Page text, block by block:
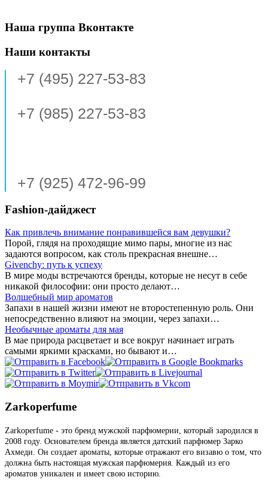
Наша группа Вконтакте
Наши контакты
+7 (495) 227-53-83
+7 (985) 227-53-83
+7 (925) 472-96-99
Fashion-дайджест
Как привлечь внимание понравившейся вам девушки?
Порой, глядя на проходящие мимо пары, многие из нас
задаются вопросом, как столь прекрасная внешне…
Givenchy: путь к успеху
В мире моды встречаются бренды, которые не несут в себе
никакой философии: они просто делают…
Волшебный мир ароматов
Запахи в нашей жизни имеют не второстепенную роль. Они
непосредственно влияют на эмоции, через запахи…
Необычные ароматы для мая
В мае природа расцветает и все вокруг начинает играть
самыми яркими красками, но бывают и…
Zarkoperfume
Zarkoperfume - это бренд мужской парфюмерии, который зародился в
2008 году. Основателем бренда является датский парфюмер Зарко
Ахмеди. Он создает ароматы, которые отражают его визавю о том, что
должна быть настоящая мужская парфюмерия. Каждый из его
ароматов уникален и имеет свою историю.